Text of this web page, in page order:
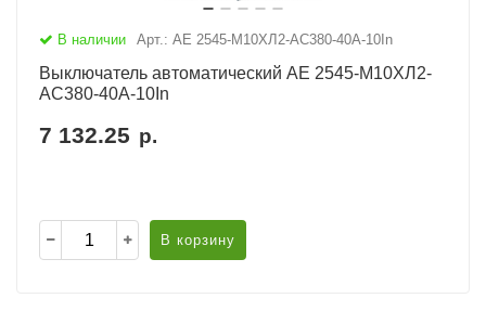
В наличии Арт.: АЕ 2545-М10ХЛ2-AC380-40А-10In
Выключатель автоматический АЕ 2545-М10ХЛ2-
AC380-40А-10In
7 132.25 р.
В корзину